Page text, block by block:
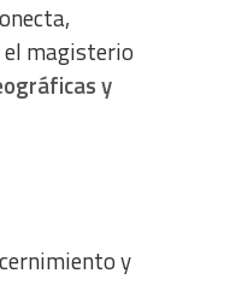
el magisterio
y
y